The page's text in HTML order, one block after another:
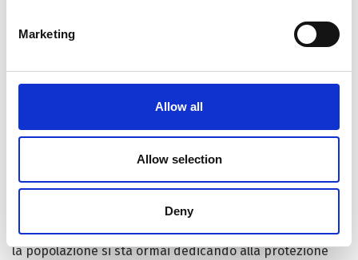
Marketing
Allow all
Allow selection
Deny
Buddhismo tibetano. In parte perché considerata
un’incarnazione del
. In parte perché,
leaderspirituale venivano “trasportate” di monastero in
monastero sui dorsi di questo magnifico uccello. E in
parte perché, arrivando per svernare subito dopo la
primaverile, la Gru ha sempre aiutato la popolazione a
seguire i giusti ritmi dei lavori agricoli. Un aspetto,
quest’ultimo, molto conosciuto per esempio a Shangri-
La – destinazione storica delle Gru dal collo nero, dove
la popolazione si sta ormai dedicando alla protezione